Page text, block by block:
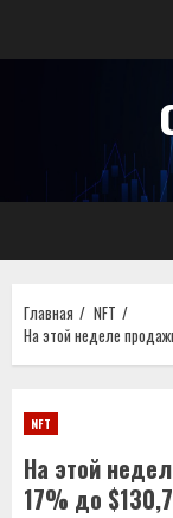
Главная
NFT
На этой неделе
NFT
На этой
17% до